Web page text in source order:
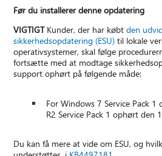
Før du installerer denne opdatering
VIGTIGTKunder, der har købtden
sikkerhedsopdatering (ESU) til lokale
operativsystemer, skal følge
fortsætte med at modtage
support ophørt på følgende måde:
For Windows 7 Service Pack
R2 Service Pack 1 ophørt den
Du kan få mere at vide om ESU, og